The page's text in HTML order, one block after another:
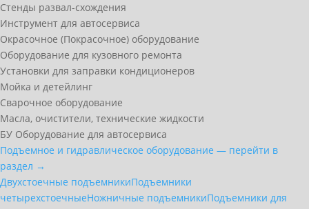
Стенды развал-схождения
Инструмент для автосервиса
Окрасочное (Покрасочное) оборудование
Оборудование для кузовного ремонта
Установки для заправки кондиционеров
Мойка и детейлинг
Сварочное оборудование
Масла, очистители, технические жидкости
БУ Оборудование для автосервиса
Подъемное и гидравлическое оборудование — перейти в
раздел →
Двухстоечные подъемникиПодъемники
четырехстоечныеНожничные подъемникиПодъемники для